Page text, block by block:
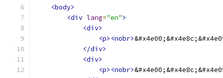
<body>
<div lang="en">
<div>
<p><nobr>
</div>
<div>
<p><nobr>